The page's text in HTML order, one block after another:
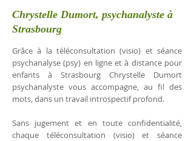
Chrystelle Dumort, psychanalyste à
Strasbourg
Grâce à la téléconsultation (visio) et séance
psychanalyse (psy) en ligne et à distance pour
enfants à Strasbourg Chrystelle Dumort
psychanalyste vous accompagne, au fil des
mots, dans un travail introspectif profond.
Sans jugement et en toute confidentialité,
chaque téléconsultation (visio) et séance